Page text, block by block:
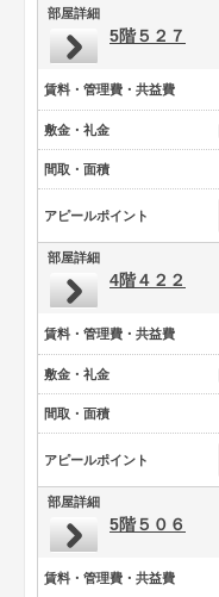
部屋詳細
5階５２７
賃料・管理費・共益費
敷金・礼金
間取・面積
アピールポイント
部屋詳細
4階４２２
賃料・管理費・共益費
敷金・礼金
間取・面積
アピールポイント
部屋詳細
5階５０６
賃料・管理費・共益費